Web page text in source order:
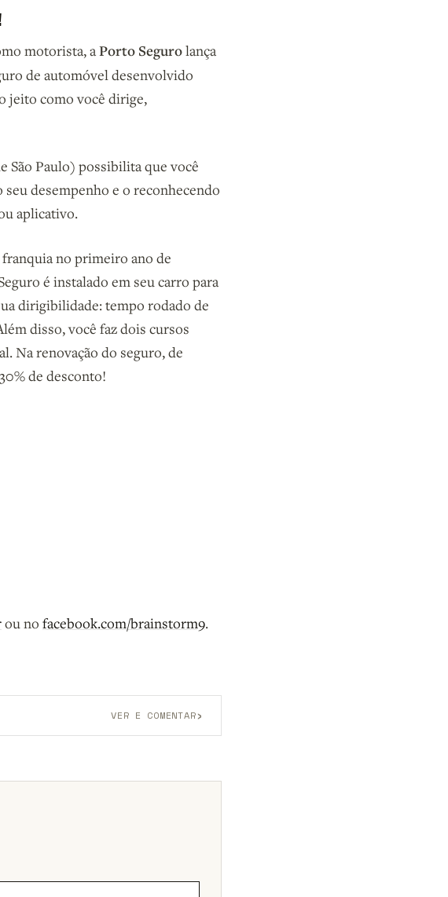
motorista, aPorto Segurolança
de automóvel desenvolvido
jeito como você dirige,
São Paulo) possibilita que você
desempenho e o reconhecendo
aplicativo.
franquia no primeiro ano de
é instalado em seu carro para
dirigibilidade: tempo rodado de
disso, você faz dois cursos
Na renovação do seguro, de
de desconto!
ou no facebook.com/brainstorm9.
VER E COMENTAR›